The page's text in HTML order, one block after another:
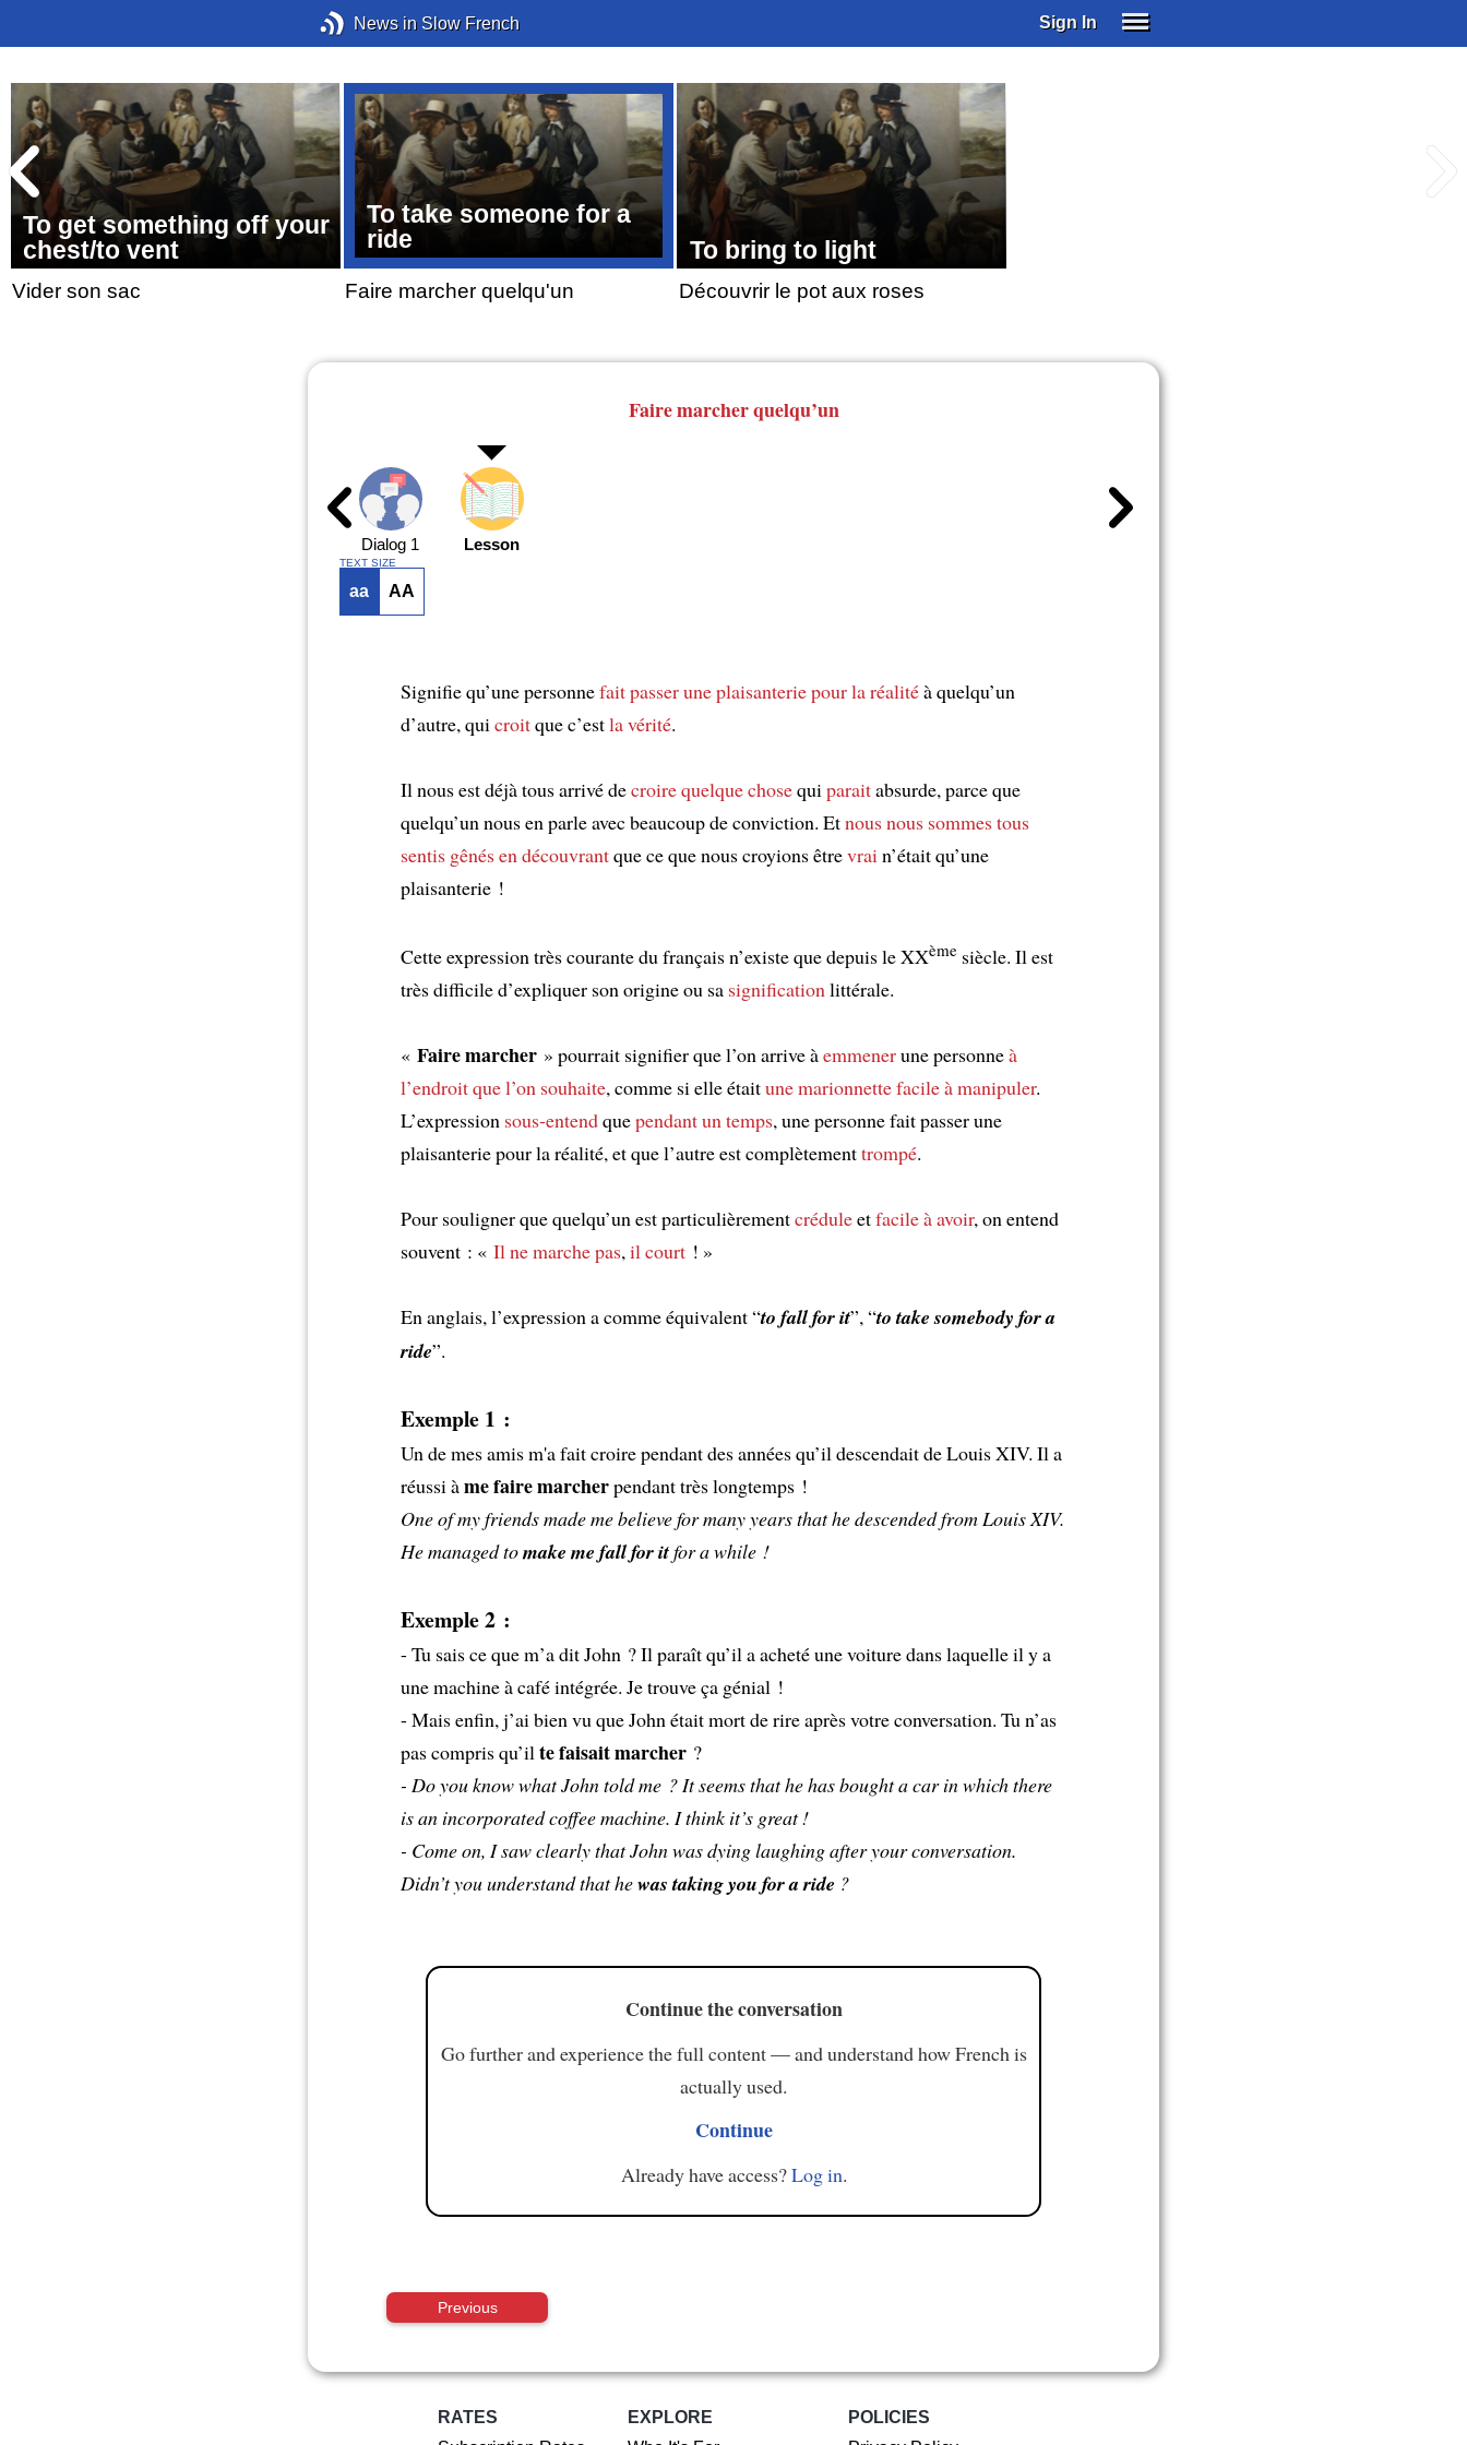
News in Slow French Sign In
To get something off your
chest/to vent
Vider son sac
To take someone for a
ride
Faire marcher quelqu'un
To bring to light
Découvrir le pot aux roses
Faire marcher quelqu’un
Dialog 1 Lesson
TEXT SIZE
aa AA
Signifie qu’une personnefait passer une plaisanterie pour la réalitéà quelqu’un
d’autre, qui croitque c’estla vérité.
Il nous est déjà tous arrivé decroire quelque chosequi paraitabsurde, parce que
quelqu’un nous en parle avec beaucoup de conviction. Etnous nous sommes tous
sentis gênésen découvrantque ce que nous croyions êtrevrai n’était qu’une
plaisanterie !
Cette expression très courante du français n’existe que depuis le XXèmesiècle. Il est
très difficile d’expliquer son origine ou sa signification littérale.
« Faire marcher» pourrait signifier que l’on arrive àemmenerune personneà
l’endroit que l’on souhaite, comme si elle étaitune marionnettefacile à manipuler.
L’expression sous-entendquependant un temps, une personne fait passer une
plaisanterie pour la réalité, et que l’autre est complètementtrompé.
Pour souligner que quelqu’un est particulièrementcréduleetfacile à avoir, on entend
souvent : « Il ne marche pas, il court! »
En anglais, l’expression a comme équivalent “to fall for it”, “to take somebody for a
ride”.
Exemple 1 :
Un de mes amis m'a fait croire pendant des années qu’il descendait de Louis XIV. Il a
réussi àme faire marcherpendant très longtemps !
One of my friends made me believe for many years that he descended from Louis XIV.
He managed tomake me fall for itfor a while !
Exemple 2 :
- Tu sais ce que m’a dit John ? Il paraît qu’il a acheté une voiture dans laquelle il y a
une machine à café intégrée. Je trouve ça génial !
- Mais enfin, j’ai bien vu que John était mort de rire après votre conversation. Tu n’as
pas compris qu’il te faisait marcher?
- Do you know what John told me ? It seems that he has bought a car in which there
is an incorporated coffee machine. I think it’s great !
- Come on, I saw clearly that John was dying laughing after your conversation.
Didn’t you understand that hewas taking you for a ride ?
Continue the conversation
Go further and experience the full content — and understand how French is
actually used.
Continue
Already have access?Log in.
Previous
RATES
EXPLORE
POLICIES